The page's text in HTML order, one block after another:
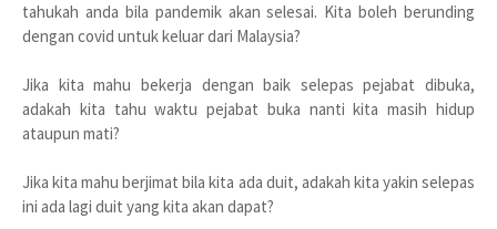
tahukah anda bila pandemik akan selesai. Kita boleh berunding
dengan covid untuk keluar dari Malaysia?
Jika kita mahu bekerja dengan baik selepas pejabat dibuka,
adakah kita tahu waktu pejabat buka nanti kita masih hidup
ataupun mati?
Jika kita mahu berjimat bila kita ada duit, adakah kita yakin selepas
ini ada lagi duit yang kita akan dapat?